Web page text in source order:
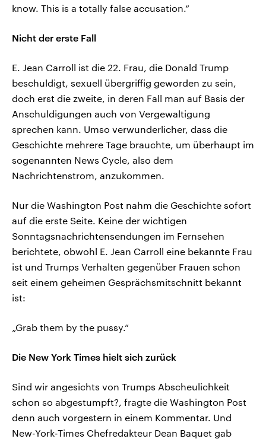
know. This is a totally false accusation.“
Nicht der erste Fall
E. Jean Carroll ist die 22. Frau, die Donald Trump
beschuldigt, sexuell übergriffig geworden zu sein,
doch erst die zweite, in deren Fall man auf Basis der
Anschuldigungen auch von Vergewaltigung
sprechen kann. Umso verwunderlicher, dass die
Geschichte mehrere Tage brauchte, um überhaupt im
sogenannten News Cycle, also dem
Nachrichtenstrom, anzukommen.
Nur die Washington Post nahm die Geschichte sofort
auf die erste Seite. Keine der wichtigen
Sonntagsnachrichtensendungen im Fernsehen
berichtete, obwohl E. Jean Carroll eine bekannte Frau
ist und Trumps Verhalten gegenüber Frauen schon
seit einem geheimen Gesprächsmitschnitt bekannt
ist:
„Grab them by the pussy.“
Die New York Times hielt sich zurück
Sind wir angesichts von Trumps Abscheulichkeit
schon so abgestumpft?, fragte die Washington Post
denn auch vorgestern in einem Kommentar. Und
New-York-Times Chefredakteur Dean Baquet gab